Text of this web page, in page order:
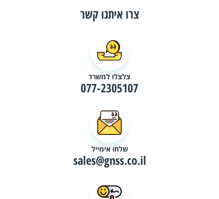
צרו איתנו קשר
צלצלו למשרד
077-2305107
שלחו אימייל
sales@gnss.co.il